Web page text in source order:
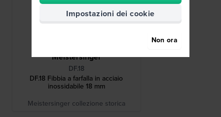
Meistersinger
DF.18
DF.18 Fibbia a farfalla in acciaio
inossidabile 18 mm
Meistersinger collezione storica
Impostazioni dei cookie
Non ora